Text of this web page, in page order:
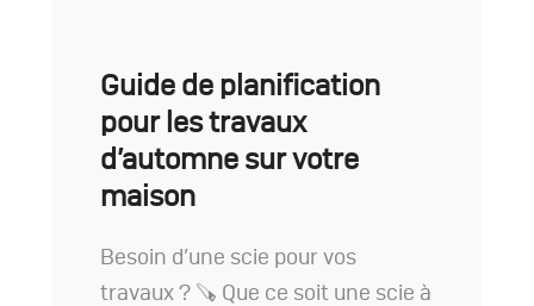
Guide de planification
pour les travaux
d’automne sur votre
maison
Besoin d’une scie pour vos
travaux ? 🪚 Que ce soit une scie à